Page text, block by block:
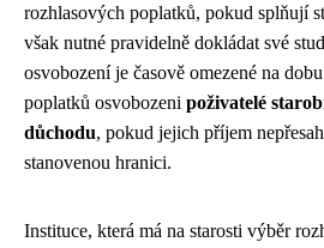
rozhlasových poplatků, pokud splňují
však nutné pravidelně dokládat své
osvobození je časově omezené na
poplatků osvobozeni poživatelé
důchodu, pokud jejich příjem
stanovenou hranici.
Instituce, která má na starosti výběr